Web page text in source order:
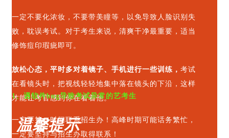
一定不要化浓妆，不要带美瞳等，以免导致人脸识别失
败，耽误考试。对于考生来说，清爽干净最重要，适当
修饰痘印瑕疵即可。
放松心态，平时多对着镜子、手机进行一些训练， 考试
在看镜头时，把视线轻轻地集中落在镜头的下沿，这样
才能让考官感到你在看着他。
温馨提示
1、遇软件bug导致考试异常的艺考生
一定要第一时间联系招生办！ 高峰时期可能话务繁忙，
一定要坚持与招生办取得联系！